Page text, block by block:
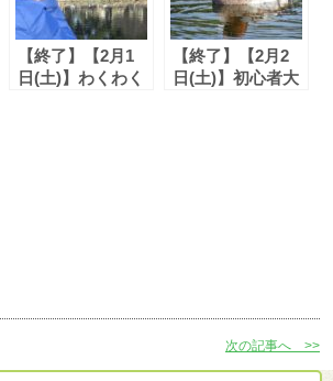
【終了】【2月1
日(土)】わくわく
【終了】【2月2
日(土)】初心者大
次の記事へ >>